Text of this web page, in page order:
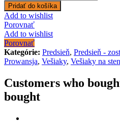
Pridať do košíka
Add to wishlist
Porovnať
Add to wishlist
Porovnať
Kategórie: Predsieň, Predsieň -
Prowansja, Vešiaky, Vešiaky na
Customers who
bought